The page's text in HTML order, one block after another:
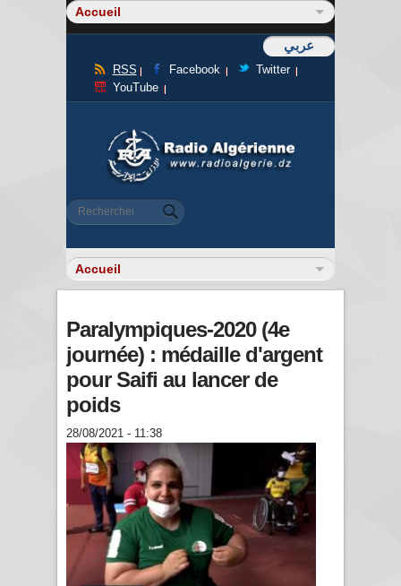
عربي
RSS Facebook
Twitter
YouTube
Formulaire de recherche
Rechercher
Paralympiques-2020 (4e
journée) : médaille d'argent
pour Saifi au lancer de
poids
28/08/2021 - 11:38